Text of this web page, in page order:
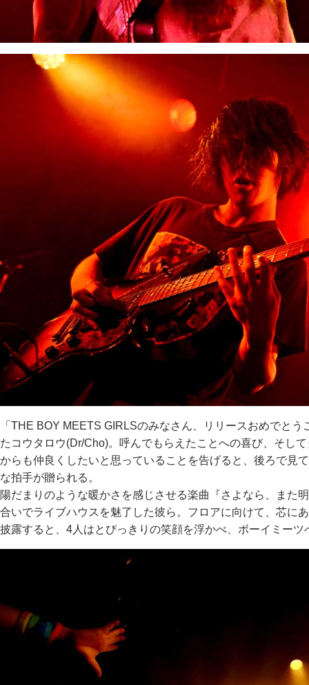
「THE BOY MEETS GIRLSのみなさん、リリースおめでと
たコウタロウ(Dr/Cho)。呼んでもらえたことへの喜び、そし
からも仲良くしたいと思っていることを告げると、後ろで見
な拍手が贈られる。
陽だまりのような暖かさを感じさせる楽曲『さよなら、また
合いでライブハウスを魅了した彼ら。フロアに向けて、芯に
披露すると、4人はとびっきりの笑顔を浮かべ、ボーイミーツ